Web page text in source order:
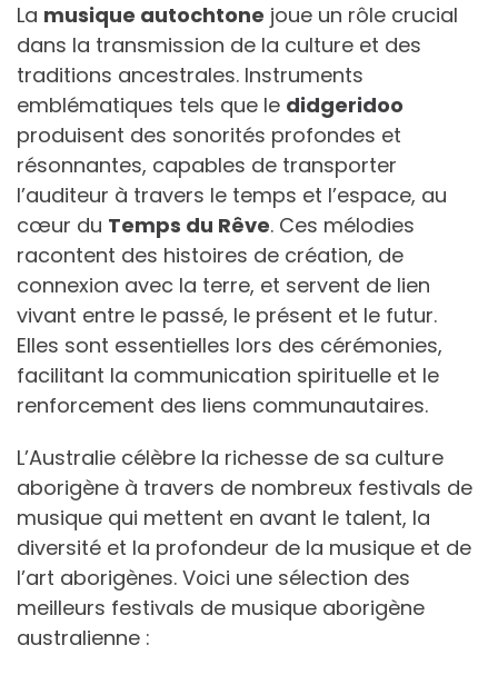
La musique autochtone joue un rôle crucial
dans la transmission de la culture et des
traditions ancestrales. Instruments
emblématiques tels que le didgeridoo
produisent des sonorités profondes et
résonnantes, capables de transporter
l’auditeur à travers le temps et l’espace, au
cœur du Temps du Rêve. Ces mélodies
racontent des histoires de création, de
connexion avec la terre, et servent de lien
vivant entre le passé, le présent et le futur.
Elles sont essentielles lors des cérémonies,
facilitant la communication spirituelle et le
renforcement des liens communautaires.
L’Australie célèbre la richesse de sa culture
aborigène à travers de nombreux festivals de
musique qui mettent en avant le talent, la
diversité et la profondeur de la musique et de
l’art aborigènes. Voici une sélection des
meilleurs festivals de musique aborigène
australienne :